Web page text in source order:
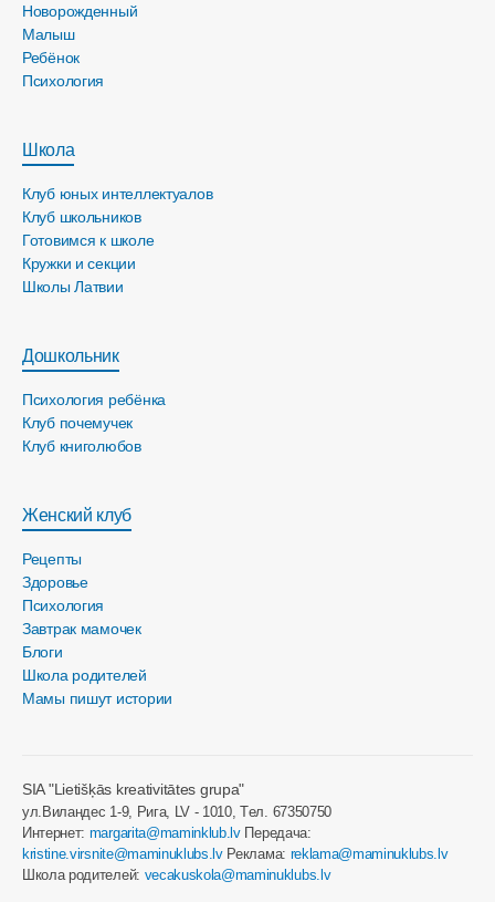
Новорожденный
Малыш
Ребёнок
Психология
Школа
Клуб юных интеллектуалов
Клуб школьников
Готовимся к школе
Кружки и секции
Школы Латвии
Дошкольник
Психология ребёнка
Клуб почемучек
Клуб книголюбов
Женский клуб
Рецепты
Здоровье
Психология
Завтрак мамочек
Блоги
Школа родителей
Мамы пишут истории
SIA "Lietišķās kreativitātes grupa"
ул.Виландес 1-9, Рига, LV - 1010, Tел. 67350750
Интернет: margarita@maminklub.lvПередача:
kristine.virsnite@maminuklubs.lvРеклама: reklama@maminuklubs.lv
Школа родителей: vecakuskola@maminuklubs.lv